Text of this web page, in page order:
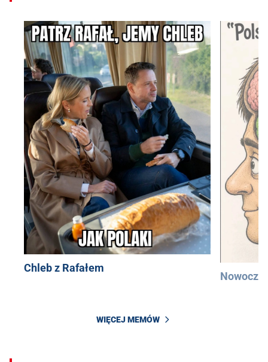
Chleb z Rafałem
WIĘCEJ MEMÓW